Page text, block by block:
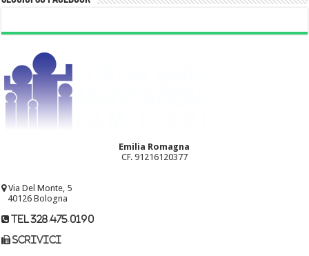
Emilia Romagna
CF. 91216120377
Via Del Monte, 5
40126 Bologna
tel 328.475.0190
scrivici